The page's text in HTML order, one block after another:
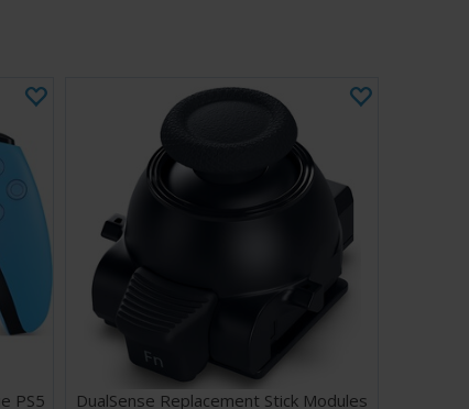
to karakterer som kombinerer action og taktiske
med ferdighetstrær, utstyr og åndesteiner
Japan med miljøer i stadig endring
med vennskap, overlevelse og mystikk i
der du erobrer krefter for å bli sterkere
opplevelsen din med eksklusivt innhold i spillet,
Shiba-skinn for Koo, «Oni’s Hat»-kosmetikk for
Dipper»-sverdet, 100 000 Amber i spillvaluta og
som støtter eventyret ditt. Med sin
rik verdensbygging og en dypt personlig
PS5
DualSense Replacement Stick Modules